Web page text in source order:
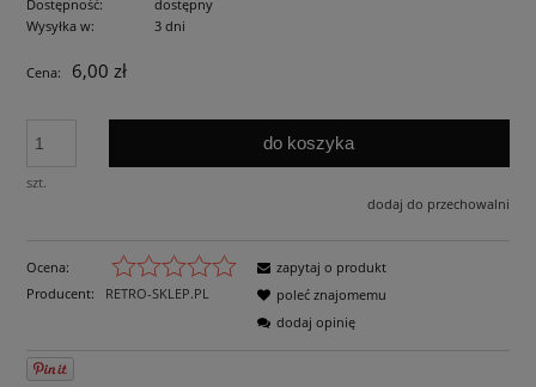
Dostępność:
dostępny
Wysyłka w:
3 dni
Cena: 6,00 zł
szt.
do koszyka
dodaj do przechowalni
Ocena:
Producent:
RETRO-SKLEP.PL
zapytaj o produkt
poleć znajomemu
dodaj opinię